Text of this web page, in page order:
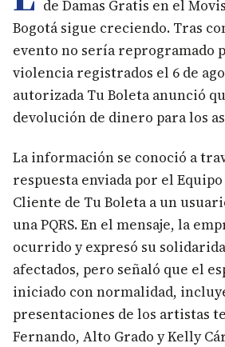
de Damas Gratis en el
Bogotá sigue creciendo. Tras
evento no sería reprogramado
violencia registrados el 6 de
autorizada Tu Boleta anunció
devolución de dinero para los
La información se conoció a
respuesta enviada por el
Cliente de Tu Boleta a un
una PQRS. En el mensaje, la
ocurrido y expresó su
afectados, pero señaló que el
iniciado con normalidad,
presentaciones de los artistas
Fernando, Alto Grado y Kelly